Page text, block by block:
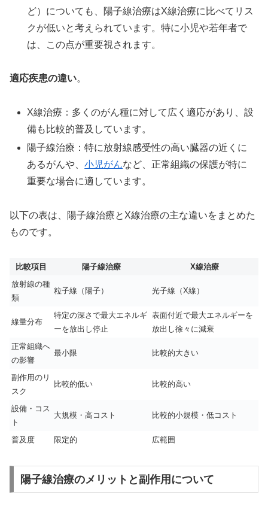
ど）についても、陽子線治療はX線治療に比べてリス
クが低いと考えられています。特に小児や若年者で
は、この点が重要視されます。
適応疾患の違い。
X線治療：多くのがん種に対して広く適応があり、設
備も比較的普及しています。
陽子線治療：特に放射線感受性の高い臓器の近くに
あるがんや、小児がんなど、正常組織の保護が特に
重要な場合に適しています。
以下の表は、陽子線治療とX線治療の主な違いをまとめた
ものです。
比較項目 陽子線治療
X線治療
放射線の種
類
粒子線（陽子） 光子線（X線）
線量分布
特定の深さで最大エネルギ
ーを放出し停止
表面付近で最大エネルギーを
放出し徐々に減衰
正常組織へ
の影響
最小限 比較的大きい
副作用のリ
スク
比較的低い 比較的高い
設備・コス
ト
大規模・高コスト 比較的小規模・低コスト
普及度 限定的 広範囲
陽子線治療のメリットと副作用について